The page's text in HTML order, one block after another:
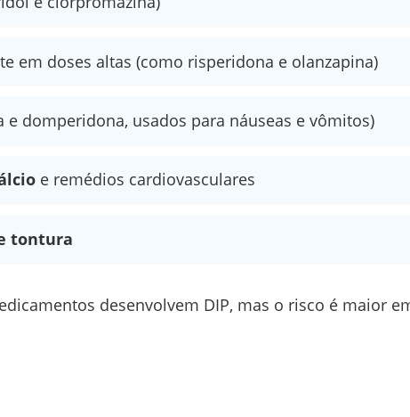
em doses altas (como risperidona e olanzapina)
domperidona, usados para náuseas e vômitos)
e remédios cardiovasculares
tontura
desenvolvem DIP, mas o risco é maior